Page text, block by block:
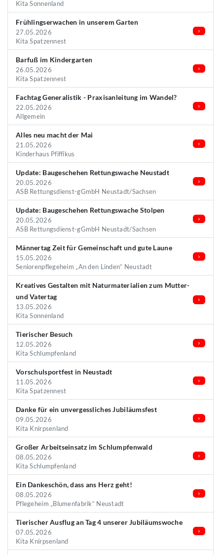
Kita Sonnenland
Frühlingserwachen in unserem Garten
27.05.2026
Kita Spatzennest
Barfuß im Kindergarten
26.05.2026
Kita Spatzennest
Fachtag Generalistik - Praxisanleitung im Wandel?
22.05.2026
Allgemein
Alles neu macht der Mai
21.05.2026
Kinderhaus Pfiffikus
Update: Baugeschehen Rettungswache Neustadt
20.05.2026
ASB Rettungsdienst-gGmbH Neustadt/Sachsen
Update: Baugeschehen Rettungswache Stolpen
20.05.2026
ASB Rettungsdienst-gGmbH Neustadt/Sachsen
Männertag Zeit für Gemeinschaft und gute Laune
15.05.2026
Seniorenpflegeheim „An den Linden“ Neustadt
Kreatives Gestalten mit Naturmaterialien zum Mutter-
und Vatertag
13.05.2026
Kita Sonnenland
Tierischer Besuch
12.05.2026
Kita Schlumpfenland
Vorschulsportfest in Neustadt
11.05.2026
Kita Spatzennest
Danke für ein unvergessliches Jubiläumsfest
09.05.2026
Kita Knirpsenland
Großer Arbeitseinsatz im Schlumpfenwald
08.05.2026
Kita Schlumpfenland
Ein Dankeschön, dass ans Herz geht!
08.05.2026
Pflegeheim „Blumenfabrik“ Neustadt
Tierischer Ausflug an Tag 4 unserer Jubiläumswoche
07.05.2026
Kita Knirpsenland